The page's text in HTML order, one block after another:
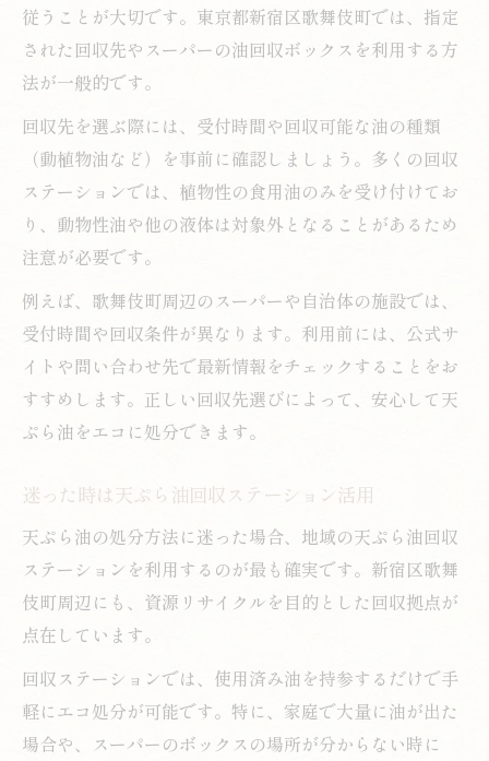
従うことが大切です。東京都新宿区歌舞伎町では、指定
された回収先やスーパーの油回収ボックスを利用する方
法が一般的です。
回収先を選ぶ際には、受付時間や回収可能な油の種類
（動植物油など）を事前に確認しましょう。多くの回収
ステーションでは、植物性の食用油のみを受け付けてお
り、動物性油や他の液体は対象外となることがあるため
注意が必要です。
例えば、歌舞伎町周辺のスーパーや自治体の施設では、
受付時間や回収条件が異なります。利用前には、公式サ
イトや問い合わせ先で最新情報をチェックすることをお
すすめします。正しい回収先選びによって、安心して天
ぷら油をエコに処分できます。
迷った時は天ぷら油回収ステーション活用
天ぷら油の処分方法に迷った場合、地域の天ぷら油回収
ステーションを利用するのが最も確実です。新宿区歌舞
伎町周辺にも、資源リサイクルを目的とした回収拠点が
点在しています。
回収ステーションでは、使用済み油を持参するだけで手
軽にエコ処分が可能です。特に、家庭で大量に油が出た
場合や、スーパーのボックスの場所が分からない時に